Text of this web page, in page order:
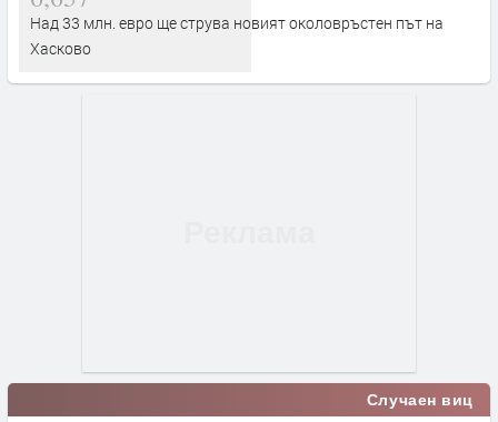
Над 33 млн. евро ще струва новият околовръстен път на
Хасково
Случаен виц